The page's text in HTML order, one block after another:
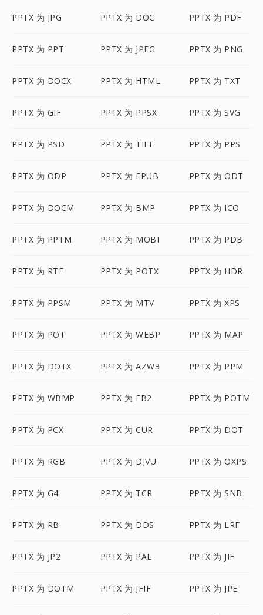
PPTX 为 JPG PPTX 为 DOC PPTX 为 PDF
PPTX 为 PPT PPTX 为 JPEG PPTX 为 PNG
PPTX 为 DOCX PPTX 为 HTML PPTX 为 TXT
PPTX 为 GIF PPTX 为 PPSX PPTX 为 SVG
PPTX 为 PSD PPTX 为 TIFF PPTX 为 PPS
PPTX 为 ODP PPTX 为 EPUB PPTX 为 ODT
PPTX 为 DOCM PPTX 为 BMP PPTX 为 ICO
PPTX 为 PPTM PPTX 为 MOBI PPTX 为 PDB
PPTX 为 RTF PPTX 为 POTX PPTX 为 HDR
PPTX 为 PPSM PPTX 为 MTV PPTX 为 XPS
PPTX 为 POT PPTX 为 WEBP PPTX 为 MAP
PPTX 为 DOTX PPTX 为 AZW3 PPTX 为 PPM
PPTX 为 WBMP PPTX 为 FB2 PPTX 为 POTM
PPTX 为 PCX PPTX 为 CUR PPTX 为 DOT
PPTX 为 RGB PPTX 为 DJVU PPTX 为 OXPS
PPTX 为 G4 PPTX 为 TCR PPTX 为 SNB
PPTX 为 RB PPTX 为 DDS PPTX 为 LRF
PPTX 为 JP2 PPTX 为 PAL PPTX 为 JIF
PPTX 为 DOTM PPTX 为 JFIF PPTX 为 JPE